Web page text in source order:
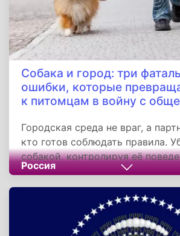
Собака и город: три
ошибки, которые
к питомцам в войну с
Городская среда не враг, а
кто готов соблюдать правила.
собакой, контролируя её
личные границы окружающих,
избегаем штрафов — мы
где питомцы становятся
Россия